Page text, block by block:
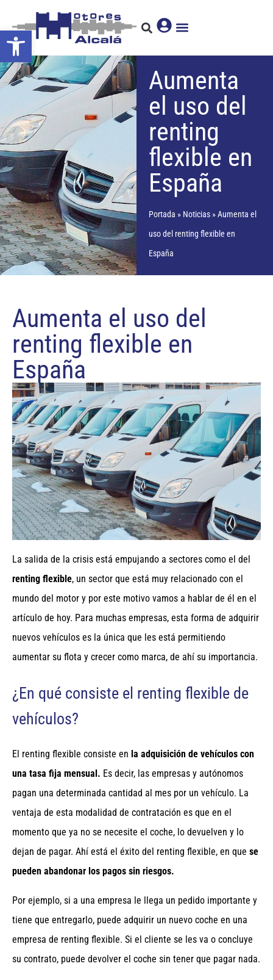
Abrir barra de herramientas
Aumenta
el uso del
renting
flexible en
España
Portada » Noticias »Aumenta el
uso del renting flexible en
España
Aumenta el uso del
renting flexible en
España
La salida de la crisis está empujando a sectores como el del
renting flexible, un sector que está muy relacionado con el
mundo del motor y por este motivo vamos a hablar de él en el
artículo de hoy. Para muchas empresas, esta forma de adquirir
nuevos vehículos es la única que les está permitiendo
aumentar su flota y crecer como marca, de ahí su importancia.
¿En qué consiste el renting flexible de
vehículos?
El renting flexible consiste en la adquisición de vehículos con
una tasa fija mensual. Es decir, las empresas y autónomos
pagan una determinada cantidad al mes por un vehículo. La
ventaja de esta modalidad de contratación es que en el
momento que ya no se necesite el coche, lo devuelven y lo
dejan de pagar. Ahí está el éxito del renting flexible, en que se
pueden abandonar los pagos sin riesgos.
Por ejemplo, si a una empresa le llega un pedido importante y
tiene que entregarlo, puede adquirir un nuevo coche en una
empresa de renting flexible. Si el cliente se les va o concluye
su contrato, puede devolver el coche sin tener que pagar nada.